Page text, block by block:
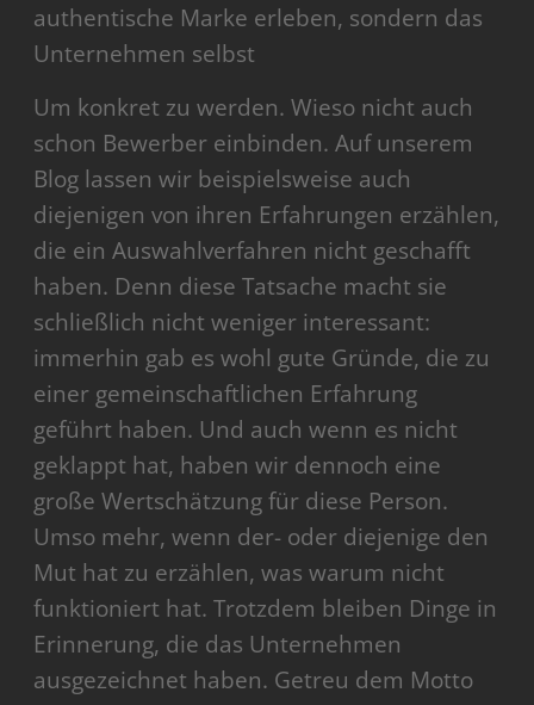
authentische Marke erleben, sondern das
Unternehmen selbst
Um konkret zu werden. Wieso nicht auch
schon Bewerber einbinden. Auf unserem
Blog lassen wir beispielsweise auch
diejenigen von ihren Erfahrungen erzählen,
die ein Auswahlverfahren nicht geschafft
haben. Denn diese Tatsache macht sie
schließlich nicht weniger interessant:
immerhin gab es wohl gute Gründe, die zu
einer gemeinschaftlichen Erfahrung
geführt haben. Und auch wenn es nicht
geklappt hat, haben wir dennoch eine
große Wertschätzung für diese Person.
Umso mehr, wenn der- oder diejenige den
Mut hat zu erzählen, was warum nicht
funktioniert hat. Trotzdem bleiben Dinge in
Erinnerung, die das Unternehmen
ausgezeichnet haben. Getreu dem Motto